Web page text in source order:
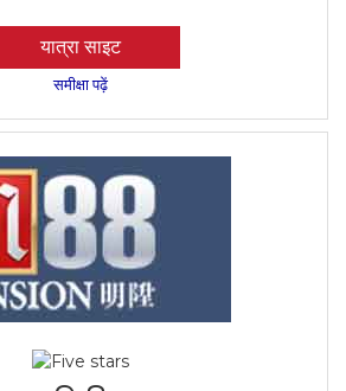
यात्रा साइट
समीक्षा पढ़ें